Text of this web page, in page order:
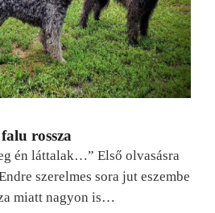
rossza
én láttalak…” Első olvasásra
szerelmes sora jut eszembe
miatt nagyon is…